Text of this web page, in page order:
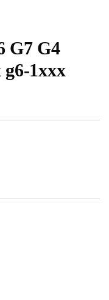
G7 G4
g6-1xxx